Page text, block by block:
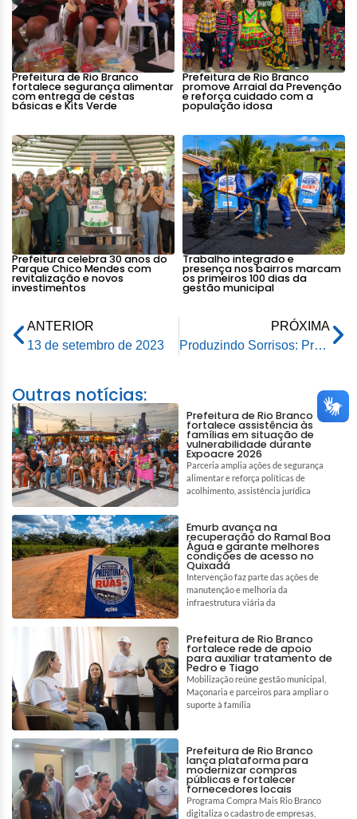
Prefeitura de Rio Branco
fortalece segurança alimentar
com entrega de cestas
básicas e Kits Verde
Prefeitura de Rio Branco
promove Arraial da Prevenção
e reforça cuidado com a
população idosa
Prefeitura celebra 30 anos do
Parque Chico Mendes com
revitalização e novos
investimentos
Trabalho integrado e
presença nos bairros marcam
os primeiros 100 dias da
gestão municipal
ANTERIOR
13 de setembro de 2023
PRÓXIMA
Produzindo Sorrisos: Prefeitura leva atendimento odontológico à comunidade do Belo Jardim
Outras notícias:
Prefeitura de Rio Branco
fortalece assistência às
famílias em situação de
vulnerabilidade durante
Expoacre 2026
Parceria amplia ações de segurança
alimentar e reforça políticas de
acolhimento, assistência jurídica
Emurb avança na
recuperação do Ramal Boa
Água e garante melhores
condições de acesso no
Quixadá
Intervenção faz parte das ações de
manutenção e melhoria da
infraestrutura viária da
Prefeitura de Rio Branco
fortalece rede de apoio
para auxiliar tratamento de
Pedro e Tiago
Mobilização reúne gestão municipal,
Maçonaria e parceiros para ampliar o
suporte à família
Prefeitura de Rio Branco
lança plataforma para
modernizar compras
públicas e fortalecer
fornecedores locais
Programa Compra Mais Rio Branco
digitaliza o cadastro de empresas,